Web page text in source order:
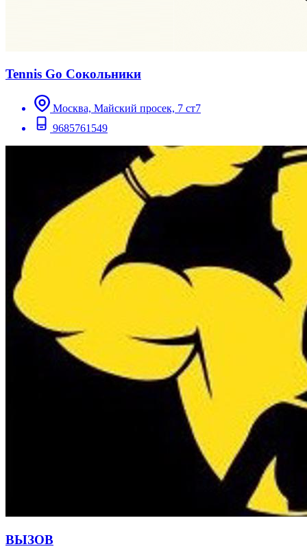
Tennis Go Сокольники
Москва, Майский просек, 7 ст7
9685761549
ВЫЗОВ